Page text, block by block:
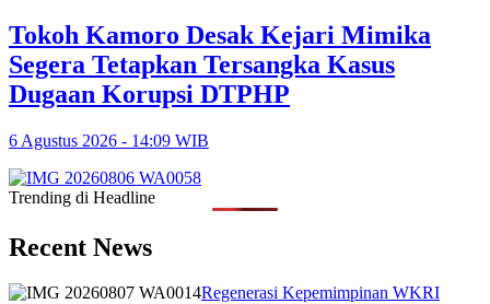
Tokoh Kamoro Desak Kejari Mimika
Segera Tetapkan Tersangka Kasus
Dugaan Korupsi DTPHP
6 Agustus 2026 - 14:09 WIB
Trending di Headline
Recent News
Regenerasi Kepemimpinan WKRI